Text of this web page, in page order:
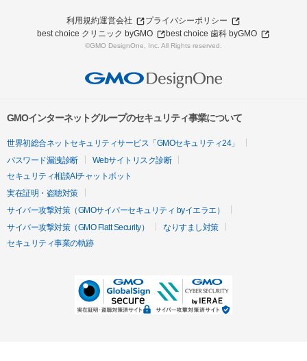
利用規約運営会社
プライバシーポリシー
best choice クリニック byGMO
best choice 歯科 byGMO
©GMO DesignOne, Inc. All Rights reserved.
GMOインターネットグループのセキュリティ事業について
世界初総合ネットセキュリティサービス「GMOセキュリティ24」
パスワード漏洩診断
Webサイトリスク診断
セキュリティ相談AIチャットボット
実在証明・盗聴対策
サイバー攻撃対策（GMOサイバーセキュリティ byイエラエ）
サイバー攻撃対策（GMO Flatt Security）
なりすまし対策
セキュリティ事業の軌跡